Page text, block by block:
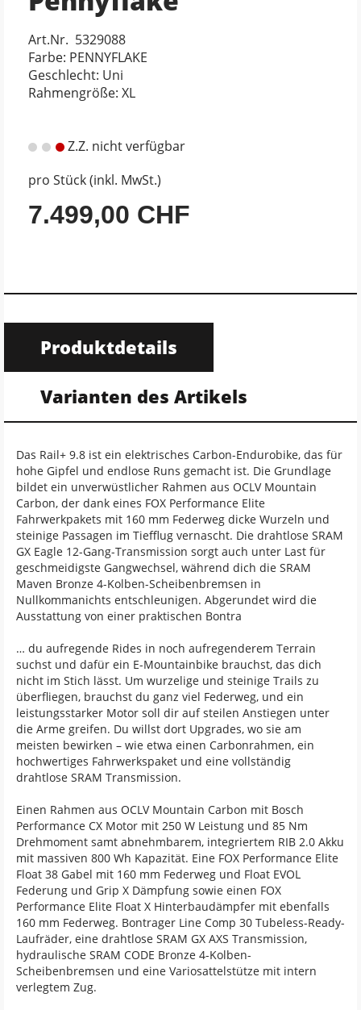
Art.Nr. 5329088
Farbe: PENNYFLAKE
Geschlecht: Uni
Rahmengröße: XL
Z.Z. nicht verfügbar
pro Stück (inkl. MwSt.)
7.499,00 CHF
Produktdetails
Varianten des Artikels
Das Rail+ 9.8 ist ein elektrisches Carbon-Endurobike, das für
hohe Gipfel und endlose Runs gemacht ist. Die Grundlage
bildet ein unverwüstlicher Rahmen aus OCLV Mountain
Carbon, der dank eines FOX Performance Elite
Fahrwerkpakets mit 160 mm Federweg dicke Wurzeln und
steinige Passagen im Tiefflug vernascht. Die drahtlose SRAM
GX Eagle 12-Gang-Transmission sorgt auch unter Last für
geschmeidigste Gangwechsel, während dich die SRAM
Maven Bronze 4-Kolben-Scheibenbremsen in
Nullkommanichts entschleunigen. Abgerundet wird die
Ausstattung von einer praktischen Bontra
… du aufregende Rides in noch aufregenderem Terrain
suchst und dafür ein E-Mountainbike brauchst, das dich
nicht im Stich lässt. Um wurzelige und steinige Trails zu
überfliegen, brauchst du ganz viel Federweg, und ein
leistungsstarker Motor soll dir auf steilen Anstiegen unter
die Arme greifen. Du willst dort Upgrades, wo sie am
meisten bewirken – wie etwa einen Carbonrahmen, ein
hochwertiges Fahrwerkspaket und eine vollständig
drahtlose SRAM Transmission.
Einen Rahmen aus OCLV Mountain Carbon mit Bosch
Performance CX Motor mit 250 W Leistung und 85 Nm
Drehmoment samt abnehmbarem, integriertem RIB 2.0 Akku
mit massiven 800 Wh Kapazität. Eine FOX Performance Elite
Float 38 Gabel mit 160 mm Federweg und Float EVOL
Federung und Grip X Dämpfung sowie einen FOX
Performance Elite Float X Hinterbaudämpfer mit ebenfalls
160 mm Federweg. Bontrager Line Comp 30 Tubeless-Ready-
Laufräder, eine drahtlose SRAM GX AXS Transmission,
hydraulische SRAM CODE Bronze 4-Kolben-
Scheibenbremsen und eine Variosattelstütze mit intern
verlegtem Zug.